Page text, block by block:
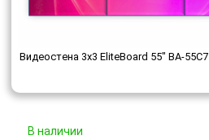
Видеостена 3x3 EliteBoard 55" BA-55C7
В наличии